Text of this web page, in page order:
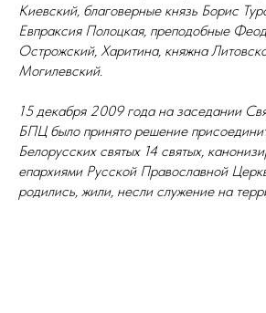
Киевский, благоверные князь Борис
Евпраксия Полоцкая, преподобные
Острожский, Харитина, княжна
Могилевский.
15 декабря 2009 года на заседании
БПЦ было принято решение
Белорусских святых 14 святых,
епархиями Русской Православной
родились, жили, несли служение на